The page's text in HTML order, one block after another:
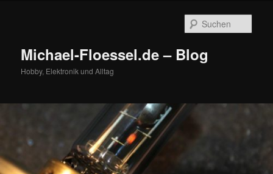
Michael-Floessel.de – Blog
Hobby, Elektronik und Alltag